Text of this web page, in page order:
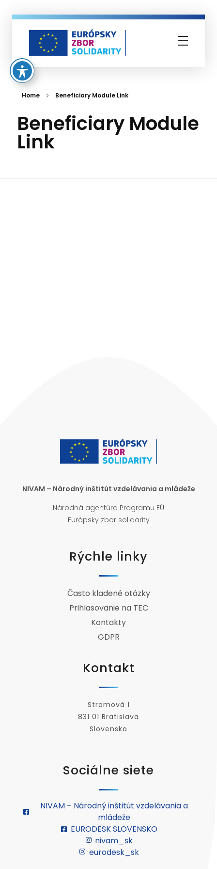
Home Beneficiary Module Link
Beneficiary Module
Link
NIVAM – Národný inštitút vzdelávania a mládeže
Národná agentúra Programu EÚ
Európsky zbor solidarity
Rýchle linky
Často kladené otázky
Prihlasovanie na TEC
Kontakty
GDPR
Kontakt
Stromová 1
831 01 Bratislava
Slovensko
Sociálne siete
NIVAM – Národný inštitút vzdelávania a
mládeže
EURODESK SLOVENSKO
nivam_sk
eurodesk_sk